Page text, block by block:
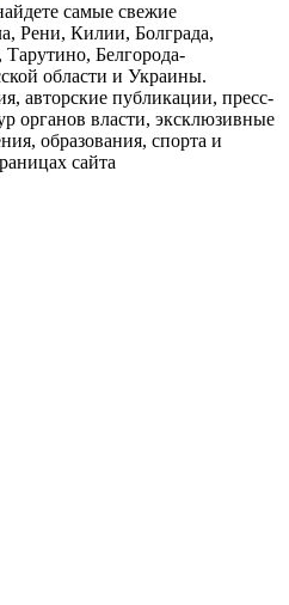
самые свежие
Рени, Килии, Болграда,
Белгорода-
области и Украины.
авторские публикации, пресс-
органов власти, эксклюзивные
образования, спорта и
сайта